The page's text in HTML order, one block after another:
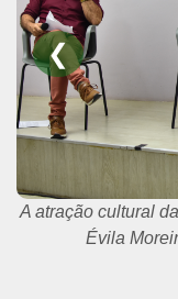
❮
Em live, prefeito
população se